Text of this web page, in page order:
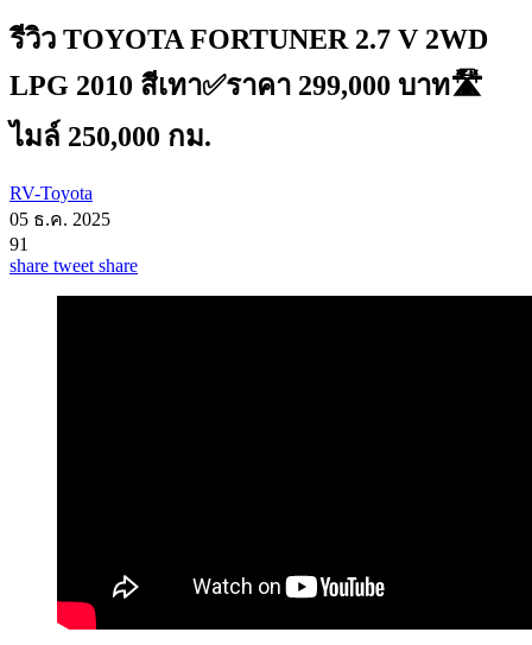
รีวิว TOYOTA FORTUNER 2.7 V 2WD
LPG 2010 สีเทา✅ราคา 299,000 บาท🛣️
ไมล์ 250,000 กม.
RV-Toyota
05 ธ.ค. 2025
91
share tweet share